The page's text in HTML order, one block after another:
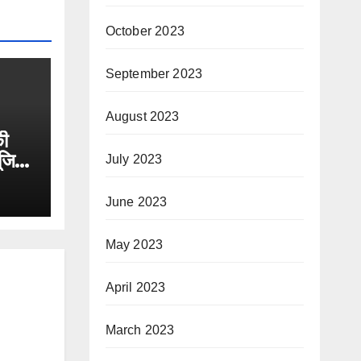
October 2023
September 2023
August 2023
July 2023
June 2023
May 2023
April 2023
March 2023